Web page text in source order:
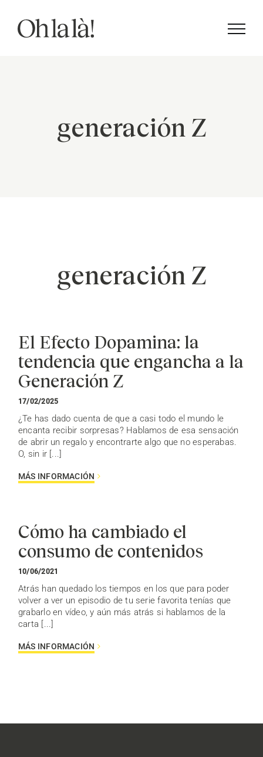
contenido
generación Z
generación Z
El Efecto Dopamina: la
tendencia que engancha a la
Generación Z
17/02/2025
¿Te has dado cuenta de que a casi todo el mundo le
encanta recibir sorpresas? Hablamos de esa sensación
de abrir un regalo y encontrarte algo que no esperabas.
O, sin ir [...]
MÁS INFORMACIÓN
Cómo ha cambiado el
consumo de contenidos
10/06/2021
Atrás han quedado los tiempos en los que para poder
volver a ver un episodio de tu serie favorita tenías que
grabarlo en vídeo, y aún más atrás si hablamos de la
carta [...]
MÁS INFORMACIÓN